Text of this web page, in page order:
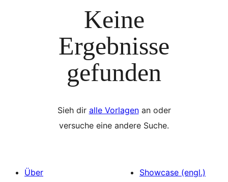
Keine
Ergebnisse
gefunden
Sieh dir alle Vorlagenan oder
versuche eine andere Suche.
Über
Showcase (engl.)